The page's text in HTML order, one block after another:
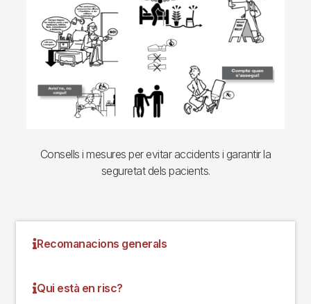
Consells i mesures per evitar accidents i garantir la
seguretat dels pacients.
Recomanacions generals
Qui està en risc?